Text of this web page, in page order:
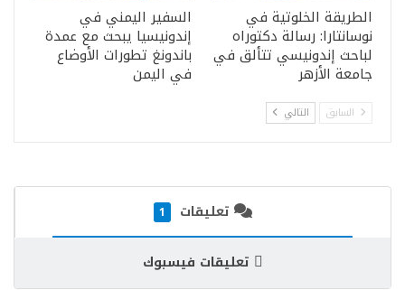
الطريقة الخلوتية في
نوسانتارا: رسالة دكتوراه
لباحث إندونيسي تتألق في
جامعة الأزهر
السفير اليمني في
إندونيسيا يبحث مع عمدة
باندونغ تطورات الأوضاع
في اليمن
السابق التالي
تعليقات 1
تعليقات فيسبوك